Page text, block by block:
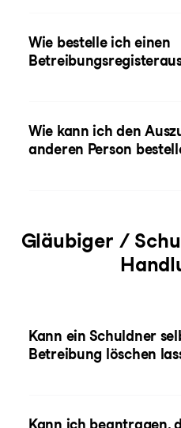
Wie bestelle ich einen
Wie kann ich den
anderen Person
Gläubiger /
Kann ein Schuldner
Betreibung löschen
Kann ich beantragen,